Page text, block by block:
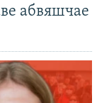
абвяшчае